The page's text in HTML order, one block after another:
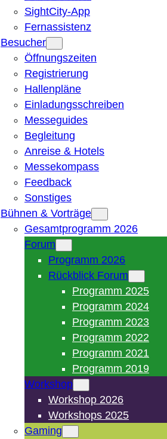
SightCity-App
Fernassistenz
Besucher
Öffnungszeiten
Registrierung
Hallenpläne
Einladungsschreiben
Messeguides
Begleitung
Anreise & Hotels
Messekompass
Feedback
Sonstiges
Bühnen & Vorträge
Gesamtprogramm 2026
Forum
Programm 2026
Rückblick Forum
Programm 2025
Programm 2024
Programm 2023
Programm 2022
Programm 2021
Programm 2019
Workshop
Workshop 2026
Workshops 2025
Gaming